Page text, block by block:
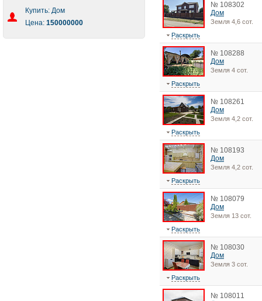
Купить: Дом
Цена: 150000000
№ 108302
Дом
Земля 4,6 сот.
Раскрыть
№ 108288
Дом
Земля 4 сот.
Раскрыть
№ 108261
Дом
Земля 4,2 сот.
Раскрыть
№ 108193
Дом
Земля 4,2 сот.
Раскрыть
№ 108079
Дом
Земля 13 сот.
Раскрыть
№ 108030
Дом
Земля 3 сот.
Раскрыть
№ 108011